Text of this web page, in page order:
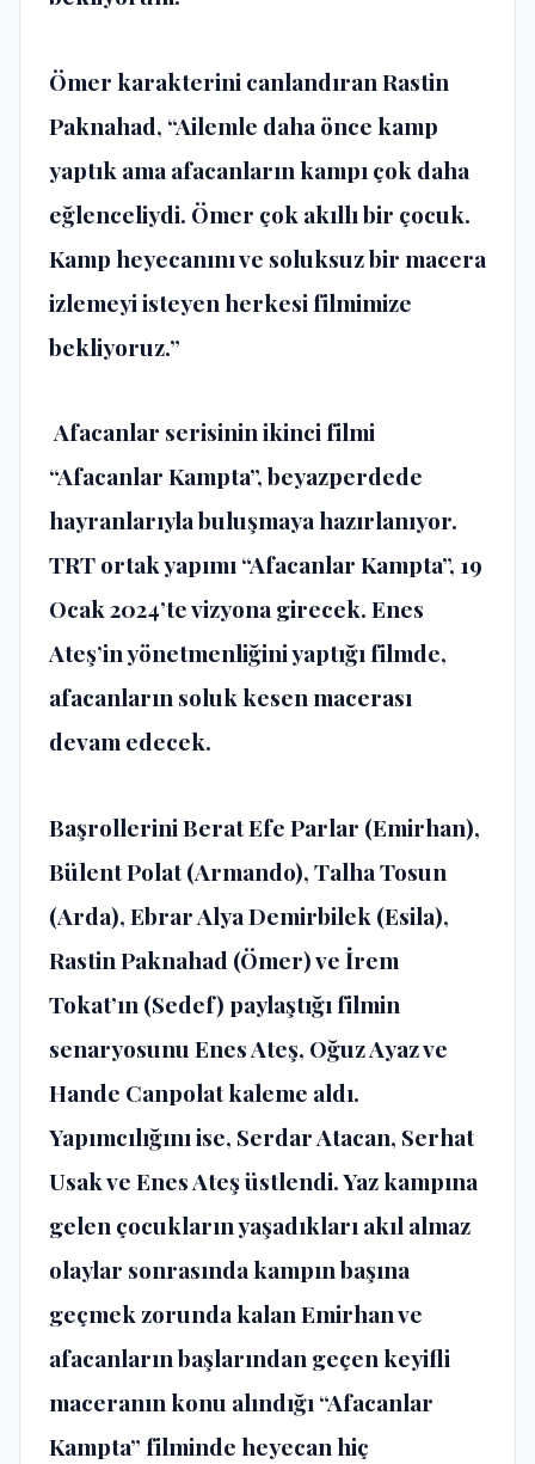
Ömer karakterini canlandıran Rastin
Paknahad, “Ailemle daha önce kamp
yaptık ama afacanların kampı çok daha
eğlenceliydi. Ömer çok akıllı bir çocuk.
Kamp heyecanını ve soluksuz bir macera
izlemeyi isteyen herkesi filmimize
bekliyoruz.”
Afacanlar serisinin ikinci filmi
“Afacanlar Kampta”, beyazperdede
hayranlarıyla buluşmaya hazırlanıyor.
TRT ortak yapımı “Afacanlar Kampta”, 19
Ocak 2024’te vizyona girecek. Enes
Ateş’in yönetmenliğini yaptığı filmde,
afacanların soluk kesen macerası
devam edecek.
Başrollerini Berat Efe Parlar (Emirhan),
Bülent Polat (Armando), Talha Tosun
(Arda), Ebrar Alya Demirbilek (Esila),
Rastin Paknahad (Ömer) ve İrem
Tokat’ın (Sedef) paylaştığı filmin
senaryosunu Enes Ateş, Oğuz Ayaz ve
Hande Canpolat kaleme aldı.
Yapımcılığını ise, Serdar Atacan, Serhat
Usak ve Enes Ateş üstlendi. Yaz kampına
gelen çocukların yaşadıkları akıl almaz
olaylar sonrasında kampın başına
geçmek zorunda kalan Emirhan ve
afacanların başlarından geçen keyifli
maceranın konu alındığı “Afacanlar
Kampta” filminde heyecan hiç